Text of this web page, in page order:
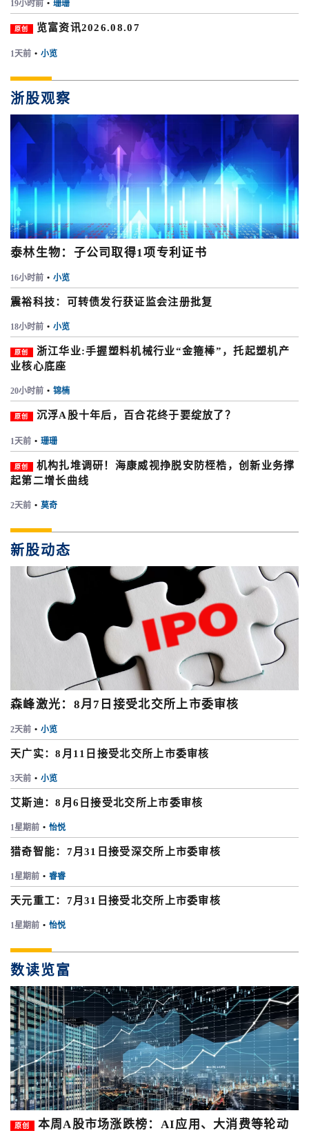
19小时前 • 珊珊
原创 览富资讯2026.08.07
1天前 • 小览
浙股观察
泰林生物：子公司取得1项专利证书
16小时前 • 小览
震裕科技：可转债发行获证监会注册批复
18小时前 • 小览
原创
浙江华业:手握塑料机械行业“金箍棒”，托起塑机产
业核心底座
20小时前 • 锦楠
原创 沉浮A股十年后，百合花终于要绽放了？
1天前 • 珊珊
原创
机构扎堆调研！海康威视挣脱安防桎梏，创新业务撑
起第二增长曲线
2天前 • 莫奇
新股动态
森峰激光：8月7日接受北交所上市委审核
2天前 • 小览
天广实：8月11日接受北交所上市委审核
3天前 • 小览
艾斯迪：8月6日接受北交所上市委审核
1星期前 • 怡悦
猎奇智能：7月31日接受深交所上市委审核
1星期前 • 睿睿
天元重工：7月31日接受北交所上市委审核
1星期前 • 怡悦
数读览富
原创
本周A股市场涨跌榜：AI应用、大消费等轮动